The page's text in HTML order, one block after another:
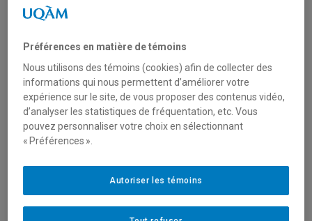
Fonctionnement
Secteur(s)
Arts et création
Sciences humaines et sociales
Sciences naturelles et mathématiques
Préférences en matière de témoins
Nous utilisons des témoins (cookies) afin de collecter des
informations qui nous permettent d’améliorer votre
expérience sur le site, de vous proposer des contenus vidéo,
d’analyser les statistiques de fréquentation, etc. Vous
pouvez personnaliser votre choix en sélectionnant
« Préférences ».
Autoriser les témoins